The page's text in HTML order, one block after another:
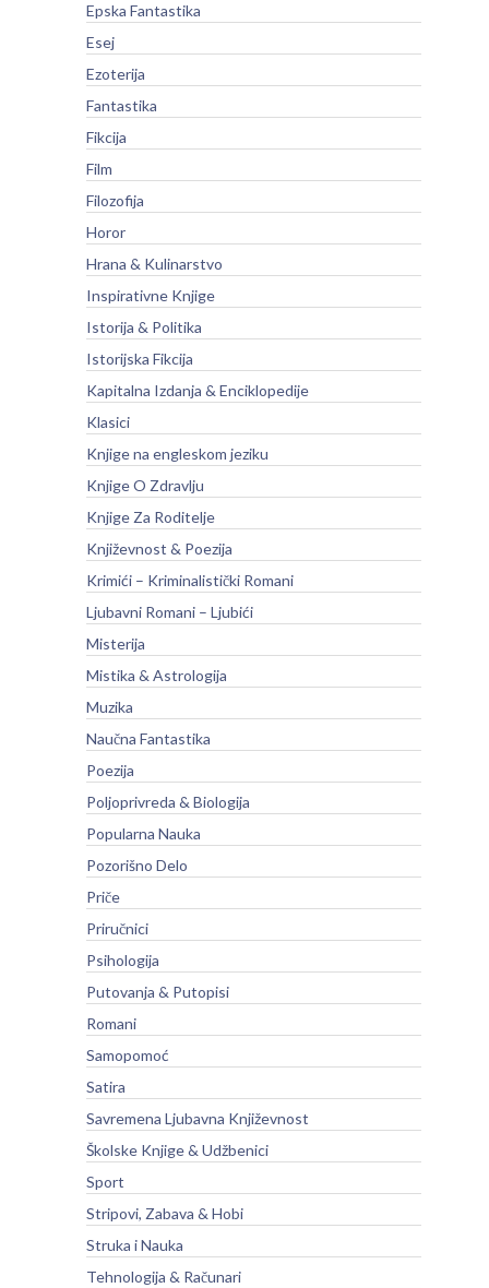
Epska Fantastika
Esej
Ezoterija
Fantastika
Fikcija
Film
Filozofija
Horor
Hrana & Kulinarstvo
Inspirativne Knjige
Istorija & Politika
Istorijska Fikcija
Kapitalna Izdanja & Enciklopedije
Klasici
Knjige na engleskom jeziku
Knjige O Zdravlju
Knjige Za Roditelje
Književnost & Poezija
Krimići – Kriminalistički Romani
Ljubavni Romani – Ljubići
Misterija
Mistika & Astrologija
Muzika
Naučna Fantastika
Poezija
Poljoprivreda & Biologija
Popularna Nauka
Pozorišno Delo
Priče
Priručnici
Psihologija
Putovanja & Putopisi
Romani
Samopomoć
Satira
Savremena Ljubavna Književnost
Školske Knjige & Udžbenici
Sport
Stripovi, Zabava & Hobi
Struka i Nauka
Tehnologija & Računari